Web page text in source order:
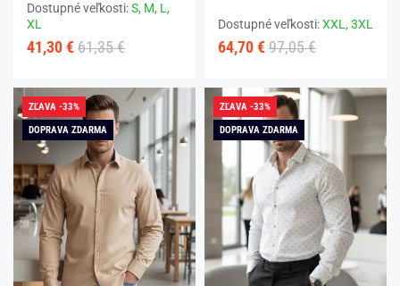
Dostupné veľkosti:S, M, L,
XL
41,30 € 61,35 €
Dostupné veľkosti:XXL,3XL
64,70 € 97,05 €
ZĽAVA -33%
DOPRAVA ZDARMA
ZĽAVA -33%
DOPRAVA ZDARMA